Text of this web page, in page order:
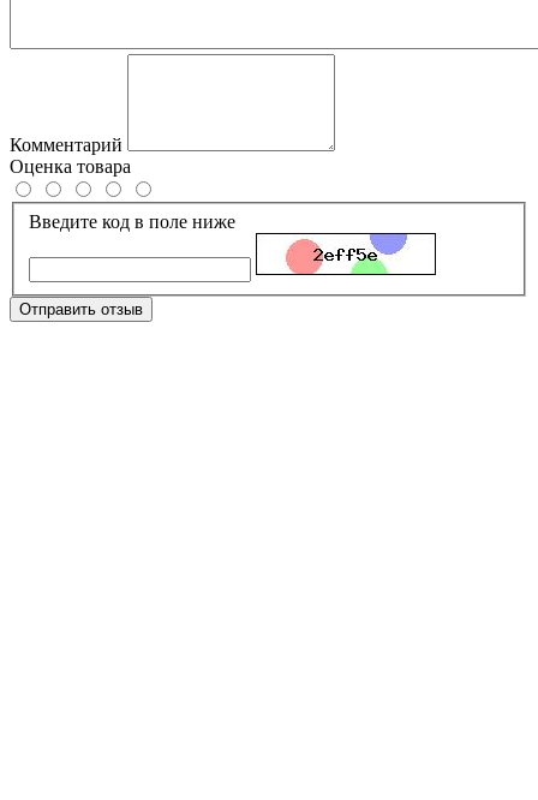
Комментарий
Оценка товара
Введите код в поле ниже
Отправить отзыв